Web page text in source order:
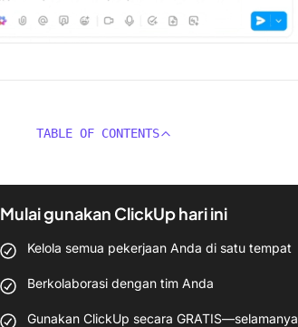
TABLE OF CONTENTS
Mulai gunakan ClickUp hari ini
Kelola semua pekerjaan Anda di satu tempat
Berkolaborasi dengan tim Anda
Gunakan ClickUp secara GRATIS—selamanya